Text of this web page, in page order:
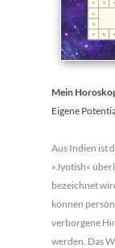
Mein
Eigene
Aus Indien ist
»Jyotish«
bezeichnet
können
verborgene
werden. Das